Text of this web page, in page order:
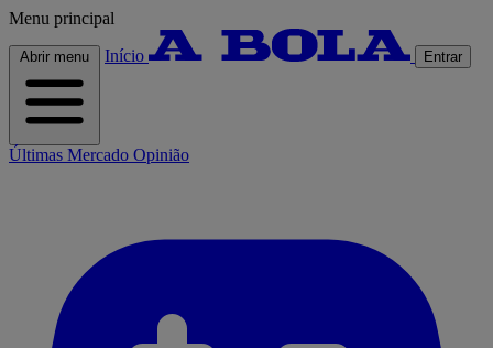
Menu principal
Abrir menu Início Entrar
Últimas Mercado Opinião